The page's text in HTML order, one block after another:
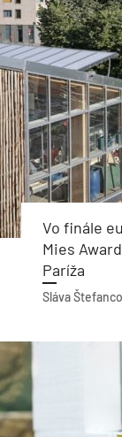
Vo finále
Mies
Paríža
Sláva